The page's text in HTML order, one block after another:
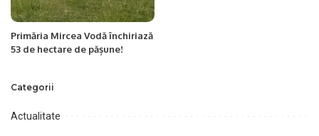
Primăria Mircea Vodă închiriază
53 de hectare de pășune!
Categorii
Actualitate